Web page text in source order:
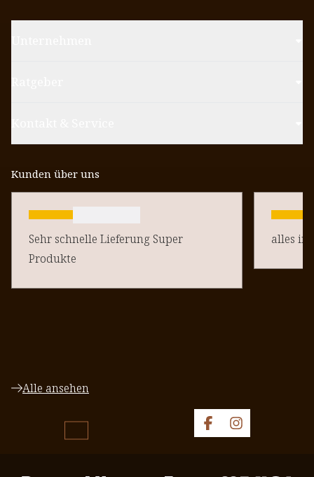
Kunden über uns
Sehr schnelle Lieferung Super
Produkte
alles in
Alle ansehen